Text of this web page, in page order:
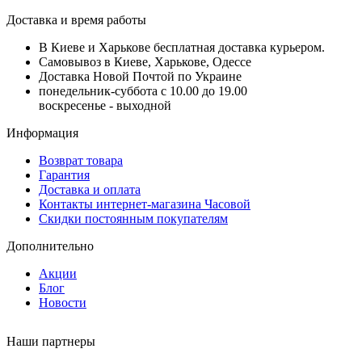
Доставка и время работы
В Киеве и Харькове бесплатная доставка курьером.
Самовывоз в Киеве, Харькове, Одессе
Доставка Новой Почтой по Украине
понедельник-суббота с 10.00 до 19.00
воскресенье - выходной
Информация
Возврат товара
Гарантия
Доставка и оплата
Контакты интернет-магазина Часовой
Скидки постоянным покупателям
Дополнительно
Акции
Блог
Новости
Наши партнеры